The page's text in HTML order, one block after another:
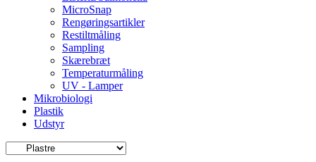
MicroSnap
Rengøringsartikler
Restiltmåling
Sampling
Skærebræt
Temperaturmåling
UV - Lamper
Mikrobiologi
Plastik
Udstyr